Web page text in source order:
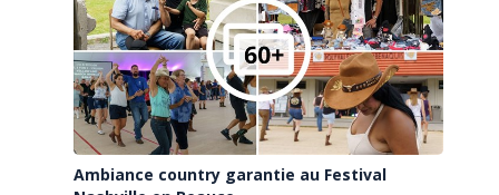
Ambiance country garantie au Festival